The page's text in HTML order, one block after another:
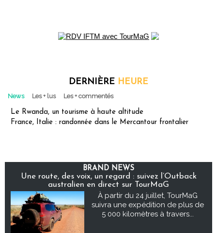
DERNIÈRE HEURE
News Les + lus Les + commentés
Le Rwanda, un tourisme à haute altitude
France, Italie : randonnée dans le Mercantour frontalier
BRAND NEWS
Une route, des voix, un regard : suivez l’Outback
australien en direct sur TourMaG
À partir du 24 juillet, TourMaG
suivra une expédition de plus de
5 000 kilomètres à travers...